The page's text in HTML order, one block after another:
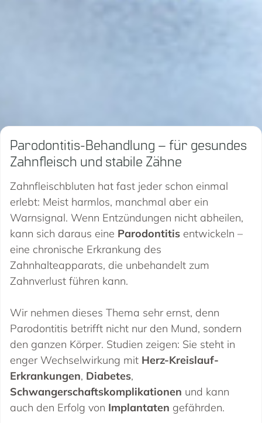
Parodontitis-Behandlung – für gesundes
Zahnfleisch und stabile Zähne
Zahnfleischbluten hat fast jeder schon einmal
erlebt: Meist harmlos, manchmal aber ein
Warnsignal. Wenn Entzündungen nicht abheilen,
kann sich daraus eine Parodontitis entwickeln –
eine chronische Erkrankung des
Zahnhalteapparats, die unbehandelt zum
Zahnverlust führen kann.
Wir nehmen dieses Thema sehr ernst, denn
Parodontitis betrifft nicht nur den Mund, sondern
den ganzen Körper. Studien zeigen: Sie steht in
enger Wechselwirkung mit Herz-Kreislauf-
Erkrankungen, Diabetes,
Schwangerschaftskomplikationen und kann
auch den Erfolg von Implantaten gefährden.